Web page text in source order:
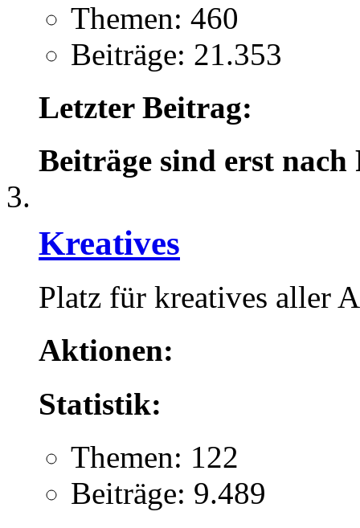
Themen: 460
Beiträge: 21.353
Letzter Beitrag:
Beiträge sind erst
Kreatives
Platz für kreatives aller
Aktionen:
Statistik:
Themen: 122
Beiträge: 9.489